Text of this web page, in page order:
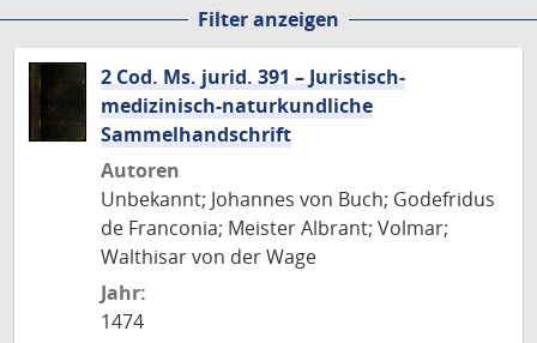
Filter anzeigen
2 Cod. Ms. jurid. 391 – Juristisch-
medizinisch-naturkundliche
Sammelhandschrift
Autoren
Unbekannt; Johannes von Buch; Godefridus
de Franconia; Meister Albrant; Volmar;
Walthisar von der Wage
Jahr:
1474